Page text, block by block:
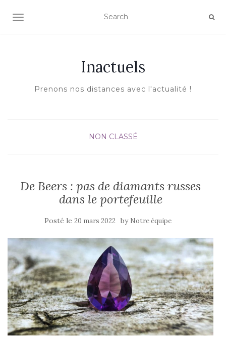
AFFICHER/MASQUER LA NAVIGATION
Inactuels
Prenons nos distances avec l'actualité !
NON CLASSÉ
De Beers : pas de diamants russes
dans le portefeuille
Posté le 20 mars 2022 by Notre équipe